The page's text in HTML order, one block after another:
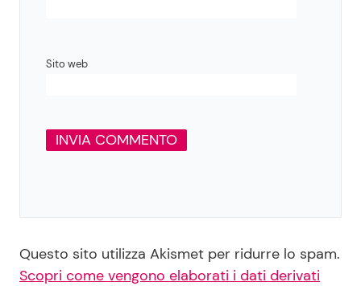
Sito web
Questo sito utilizza Akismet per ridurre lo spam.
Scopri come vengono elaborati i dati derivati